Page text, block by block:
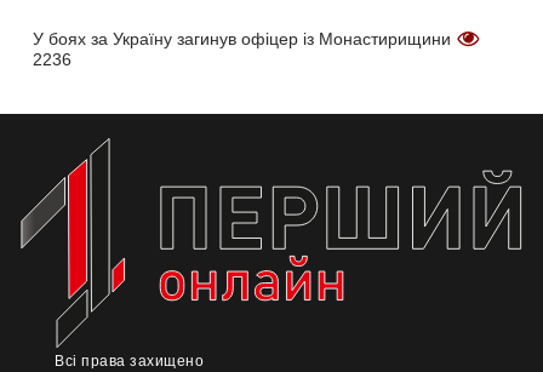
У боях за Україну загинув офіцер із Монастирищини
2236
Всі права захищено